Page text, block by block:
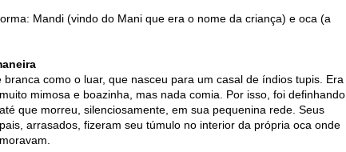
Mandi (vindo do Mani que era o nome da criança) e oca (a
como o luar, que nasceu para um casal de índios tupis. Era
muito mimosa e boazinha, mas nada comia. Por isso, foi definhando
até que morreu, silenciosamente, em sua pequenina rede. Seus
pais, arrasados, fizeram seu túmulo no interior da própria oca onde
moravam.